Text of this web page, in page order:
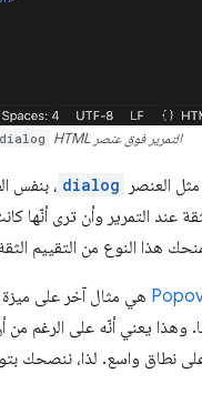
التمرير فوق عنصر HTML dialog
dialog ، بنفس
هذا النوع من التقييم
يعني أنّه على الرغم من